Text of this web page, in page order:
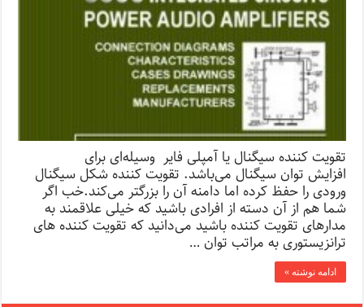
تقویت کننده سیگنال یا آمپلی فایر وسیله‌ای برای
افزایش توان سیگنال می‌باشد. تقویت کننده شکل سیگنال
ورودی را حفظ کرده اما دامنه آن را بزرگتر می‌کند.خب اگر
شما هم از آن دسته از افرادی باشید که خیلی علاقمند به
مدارهای تقویت کننده باشید می‌دانید که تقویت کننده های
ترانزیستوری به مراتب توان …
ادامه نوشته »